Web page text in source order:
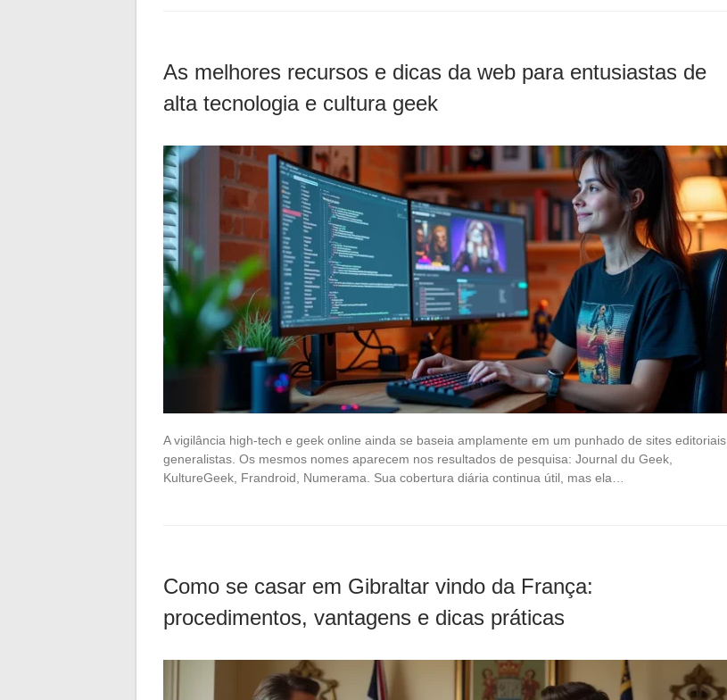
As melhores recursos e dicas da web para entusiastas de
alta tecnologia e cultura geek
A vigilância high-tech e geek online ainda se baseia amplamente em um punhado de sites editoriais
generalistas. Os mesmos nomes aparecem nos resultados de pesquisa: Journal du Geek,
KultureGeek, Frandroid, Numerama. Sua cobertura diária continua útil, mas ela…
Como se casar em Gibraltar vindo da França:
procedimentos, vantagens e dicas práticas